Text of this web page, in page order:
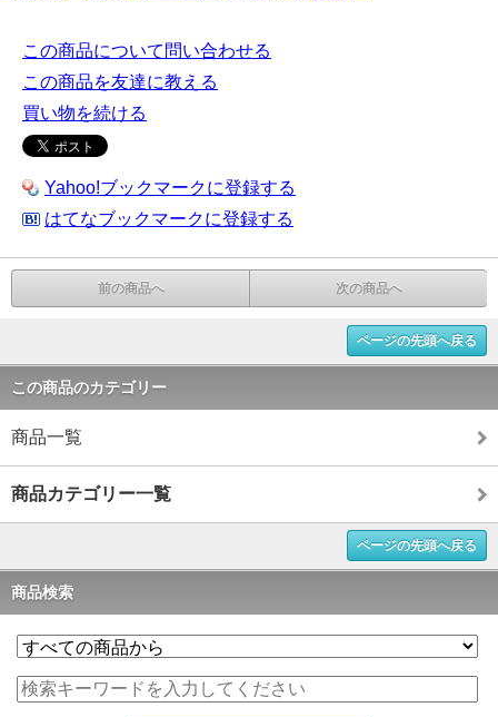
この商品について問い合わせる
この商品を友達に教える
買い物を続ける
Yahoo!ブックマークに登録する
はてなブックマークに登録する
前の商品へ 次の商品へ
ページの先頭へ戻る
この商品のカテゴリー
商品一覧
商品カテゴリー一覧
ページの先頭へ戻る
商品検索